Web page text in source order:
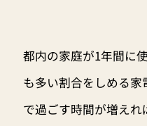
都内の家庭が1年間に
も多い割合をしめる
で過ごす時間が増え